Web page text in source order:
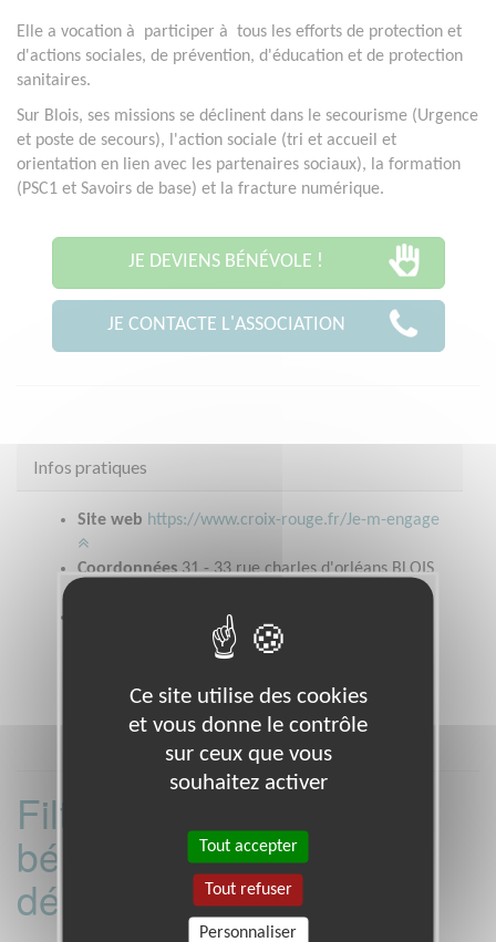
Elle a vocation à participer à tous les efforts de protection et
d'actions sociales, de prévention, d'éducation et de protection
sanitaires.
Sur Blois, ses missions se déclinent dans le secourisme (Urgence
et poste de secours), l'action sociale (tri et accueil et
orientation en lien avec les partenaires sociaux), la formation
(PSC1 et Savoirs de base) et la fracture numérique.
JE DEVIENS BÉNÉVOLE !
JE CONTACTE L'ASSOCIATION
Infos pratiques
Site web https://www.croix-rouge.fr/Je-m-engage
Coordonnées31 - 33 rue charles d'orléans BLOIS
Accueil et orientation du lundi au vendredi de
mercredi et vendredi de 14h30 à 16h30
Filtrer les missions
bénévoles par
département :
Ce site utilise des cookies
et vous donne le contrôle
sur ceux que vous
souhaitez activer
Tout accepter
Tout refuser
Personnaliser